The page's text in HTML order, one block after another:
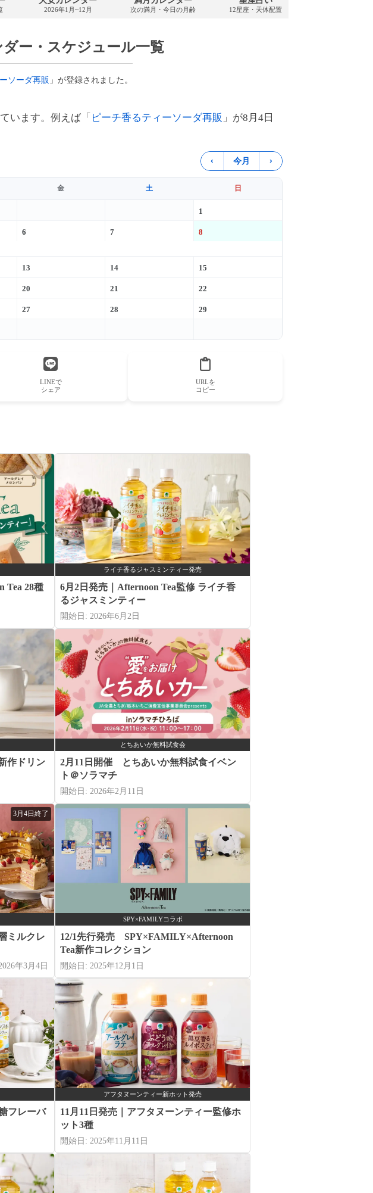
2026年1月~12月 次の満月・今日の月齢 12星座・天体配置
ダー・スケジュール一覧
ソーダ再販 」が登録されました。
います。例えば「 ピーチ香るティーソーダ再販 」が8月4日
‹ 今月 ›
金 土 日
1
6 7 8
13 14 15
20 21 22
27 28 29
LINEで
シェア
URLを
コピー
Tea 28種
ライチ香るジャスミンティー発売
6月2日発売｜Afternoon Tea監修 ライチ香
るジャスミンティー
開始日: 2026年6月2日
作ドリン
とちあいか無料試食会
2月11日開催 とちあいか無料試食イベン
ト＠ソラマチ
開始日: 2026年2月11日
3月4日終了
ミルクレ
年3月4日
SPY×FAMILYコラボ
12/1先行発売 SPY×FAMILY×Afternoon
Tea新作コレクション
開始日: 2025年12月1日
フレーバ
アフタヌーンティー新ホット発売
11月11日発売｜アフタヌーンティー監修ホ
ット3種
開始日: 2025年11月11日